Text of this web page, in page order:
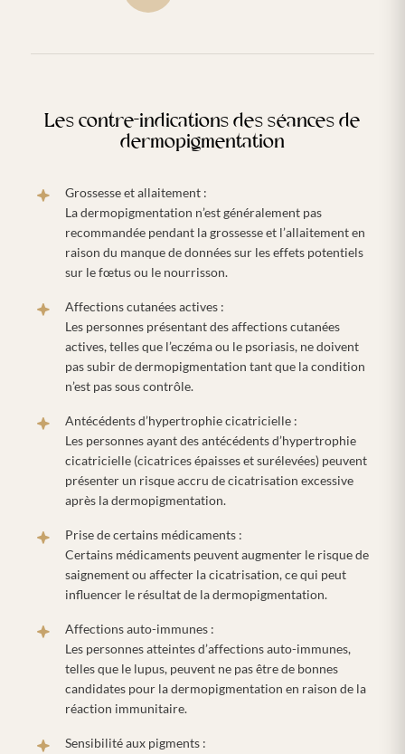
Les contre-indications des séances de
dermopigmentation
Grossesse et allaitement :
La dermopigmentation n’est généralement pas
recommandée pendant la grossesse et l’allaitement en
raison du manque de données sur les effets potentiels
sur le fœtus ou le nourrisson.
Affections cutanées actives :
Les personnes présentant des affections cutanées
actives, telles que l’eczéma ou le psoriasis, ne doivent
pas subir de dermopigmentation tant que la condition
n’est pas sous contrôle.
Antécédents d’hypertrophie cicatricielle :
Les personnes ayant des antécédents d’hypertrophie
cicatricielle (cicatrices épaisses et surélevées) peuvent
présenter un risque accru de cicatrisation excessive
après la dermopigmentation.
Prise de certains médicaments :
Certains médicaments peuvent augmenter le risque de
saignement ou affecter la cicatrisation, ce qui peut
influencer le résultat de la dermopigmentation.
Affections auto-immunes :
Les personnes atteintes d’affections auto-immunes,
telles que le lupus, peuvent ne pas être de bonnes
candidates pour la dermopigmentation en raison de la
réaction immunitaire.
Sensibilité aux pigments :